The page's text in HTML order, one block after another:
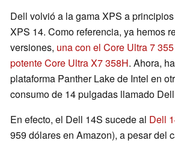
Dell volvió a la gama XPS a
XPS 14. Como referencia, ya hemos
versiones, una con el Core Ultra 7 355
potente Core Ultra X7 358H. Ahora,
plataforma Panther Lake de Intel en
consumo de 14 pulgadas llamado
En efecto, el Dell 14S sucede al Dell
959 dólares en Amazon), a pesar del